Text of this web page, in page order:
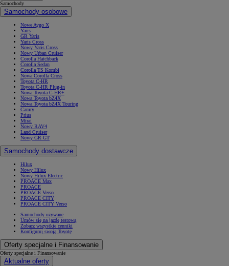
Samochody
Samochody osobowe
Nowe Aygo X
Yaris
GR Yaris
Yaris Cross
Nowy Yaris Cross
Nowy Urban Cruiser
Corolla Hatchback
Corolla Sedan
Corolla TS Kombi
Nowa Corolla Cross
Toyota C-HR
Toyota C-HR Plug-in
Nowa Toyota C-HR+
Nowa Toyota bZ4X
Nowa Toyota bZ4X Touring
Camry
Prius
Mirai
Nowy RAV4
Land Cruiser
Nowy GR GT
Samochody dostawcze
Hilux
Nowy Hilux
Nowy Hilux Electric
PROACE Max
PROACE
PROACE Verso
PROACE CITY
PROACE CITY Verso
Samochody używane
Umów się na jazdę testową
Zobacz wszystkie cenniki
Konfiguruj swoją Toyotę
Oferty specjalne i Finansowanie
Oferty specjalne i Finansowanie
Aktualne oferty